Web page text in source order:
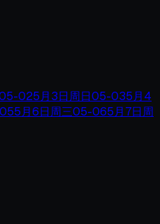
025月3日周日05-035月4
5月6日周三05-065月7日周